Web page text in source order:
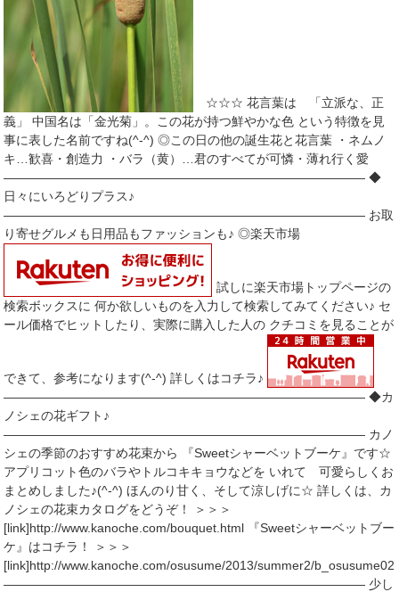
☆☆☆ 花言葉は 「立派な、正
義」 中国名は「金光菊」。この花が持つ鮮やかな色 という特徴を見
事に表した名前ですね(^-^) ◎この日の他の誕生花と花言葉 ・ネムノ
キ…歓喜・創造力 ・バラ（黄）…君のすべてが可憐・薄れ行く愛
――――――――――――――――――――――――――――― ◆
日々にいろどりプラス♪
――――――――――――――――――――――――――――― お取
り寄せグルメも日用品もファッションも♪ ◎楽天市場
試しに楽天市場トップページの
検索ボックスに 何か欲しいものを入力して検索してみてください♪ セ
ール価格でヒットしたり、実際に購入した人の クチコミを見ることが
できて、参考になります(^-^) 詳しくはコチラ♪
――――――――――――――――――――――――――――― ◆カ
ノシェの花ギフト♪
――――――――――――――――――――――――――――― カノ
シェの季節のおすすめ花束から 『Sweetシャーベットブーケ』です☆
アプリコット色のバラやトルコキキョウなどを いれて 可愛らしくお
まとめしました♪(^-^) ほんのり甘く、そして涼しげに☆ 詳しくは、カ
ノシェの花束カタログをどうぞ！ ＞＞＞
[link]http://www.kanoche.com/bouquet.html 『Sweetシャーベットブー
ケ』はコチラ！ ＞＞＞
[link]http://www.kanoche.com/osusume/2013/summer2/
――――――――――――――――――――――――――――― 少し